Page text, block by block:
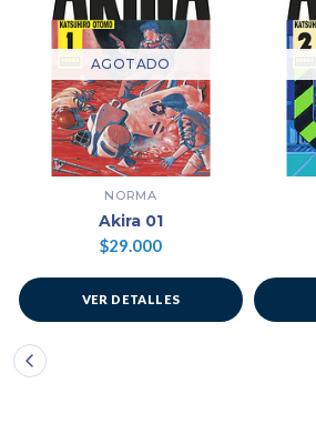
AGOTADO
NORMA
Akira 01
$29.000
VER DETALLES